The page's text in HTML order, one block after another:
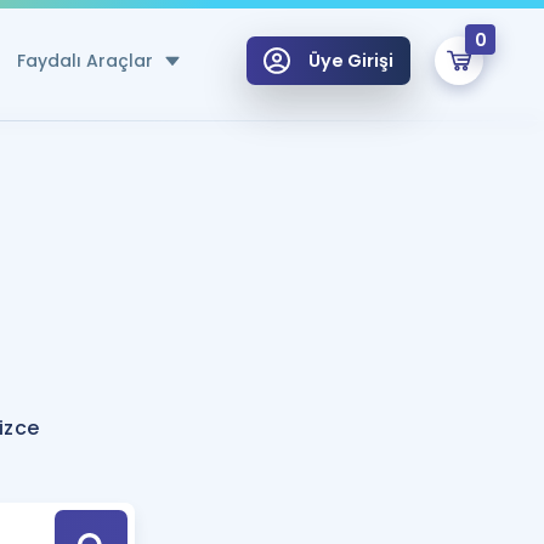
Faydalı Araçlar
Hesaplama Aracı
için Öneriler
Tek Takvimde
Üye Girişi
0